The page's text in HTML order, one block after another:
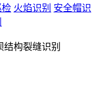
检 火焰识别 安全帽识
结构裂缝识别